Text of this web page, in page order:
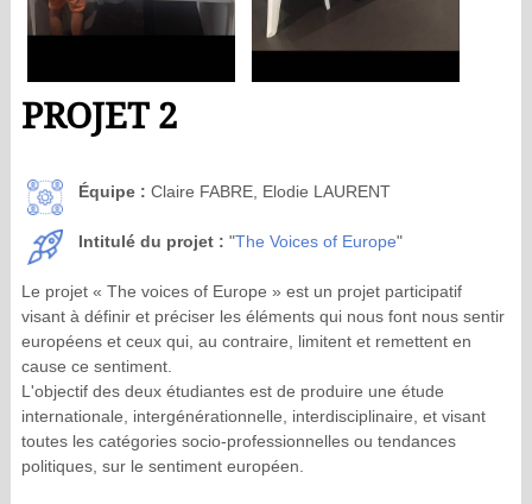
PROJET 2
Équipe : Claire FABRE, Elodie LAURENT
Intitulé du projet : "The Voices of Europe"
Le projet « The voices of Europe » est un projet participatif
visant à définir et préciser les éléments qui nous font nous sentir
européens et ceux qui, au contraire, limitent et remettent en
cause ce sentiment.
L'objectif des deux étudiantes est de produire une étude
internationale, intergénérationnelle, interdisciplinaire, et visant
toutes les catégories socio-professionnelles ou tendances
politiques, sur le sentiment européen.